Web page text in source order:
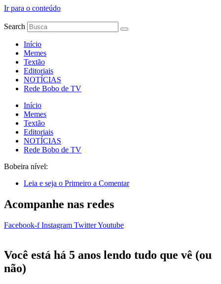
Ir para o conteúdo
Search
Início
Memes
Textão
Editoriais
NOTÍCIAS
Rede Bobo de TV
Início
Memes
Textão
Editoriais
NOTÍCIAS
Rede Bobo de TV
Bobeira nível:
Leia e seja o Primeiro a Comentar
Acompanhe nas redes
Facebook-f Instagram TwitterYoutube
Você está há 5 anos lendo tudo que vê (ou
não)